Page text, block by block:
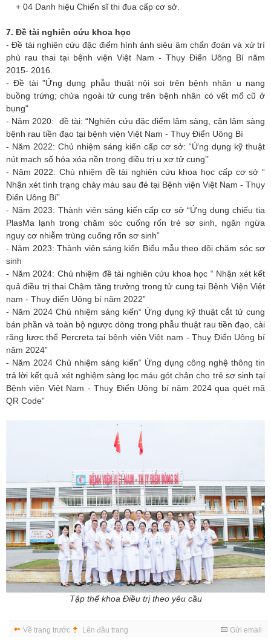
+ 04 Danh hiệu Chiến sĩ thi đua cấp cơ sở.
7. Đề tài nghiên cứu khoa học
- Đề tài nghiên cứu đặc điểm hình ảnh siêu âm chẩn đoán và xử trí
phù rau thai tại bệnh viện Việt Nam - Thụy Điển Uông Bí năm
2015- 2016.
- Đề tài "Ứng dụng phẫu thuật nội soi trên bệnh nhân u nang
buồng trứng; chửa ngoài tử cung trên bệnh nhân có vết mổ cũ ở
bụng"
- Năm 2020: đề tài: “Nghiên cứu đặc điểm lâm sàng, cận lâm sàng
bệnh rau tiền đạo tại bệnh viện Việt Nam - Thụy Điển Uông Bí
- Năm 2022: Chủ nhiệm sáng kiến cấp cơ sở: “Ứng dụng kỹ thuật
nút mạch số hóa xóa nền trong điều trị u xơ tử cung’’
- Năm 2022: Chủ nhiệm đề tài nghiên cứu khoa học cấp cơ sở “
Nhận xét tình trạng chảy máu sau đẻ tại Bệnh viện Việt Nam - Thụy
Điển Uông Bí”
- Năm 2023: Thành viên sáng kiến cấp cơ sở “Ứng dụng chiếu tia
PlasMa lạnh trong chăm sóc cuống rốn trẻ sơ sinh, ngăn ngừa
nguy cơ nhiễm trùng cuống rốn sơ sinh”
- Năm 2023: Thành viên sáng kiến Biểu mẫu theo dõi chăm sóc sơ
sinh
- Năm 2024: Chủ nhiệm đề tài nghiên cứu khoa học “ Nhận xét kết
quả điều trị thai Chậm tăng trưởng trong tử cung tại Bệnh Viện Việt
nam - Thuỵ điển Uông bí năm 2022”
- Năm 2024 Chủ nhiệm sáng kiến“ Ứng dụng kỹ thuật cắt tử cung
bán phần và toàn bộ ngược dòng trong phẫu thuật rau tiền đạo, cài
răng lược thể Percreta tại bệnh viện Việt nam - Thuỵ Điển Uông bí
năm 2024”
- Năm 2024 Chủ nhiệm sáng kiến“ Ứng dụng công nghệ thông tin
trả lời kết quả xét nghiệm sàng lọc máu gót chân cho trẻ sơ sinh tại
Bệnh viện Việt Nam - Thuỵ Điển Uông bí năm 2024 qua quét mã
QR Code”
Tập thể khoa Điều trị theo yêu cầu
Về trang trước Lên đầu trang Gửi email